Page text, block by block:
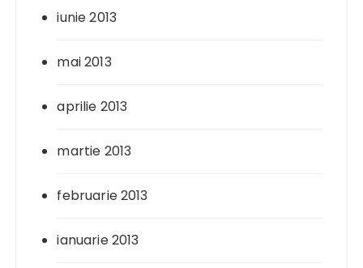
iunie 2013
mai 2013
aprilie 2013
martie 2013
februarie 2013
ianuarie 2013